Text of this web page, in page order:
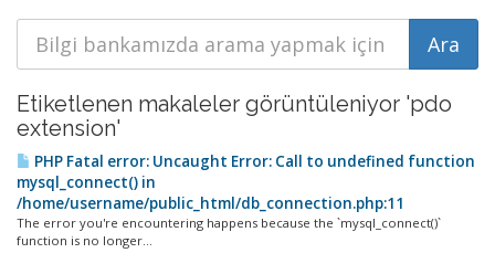
Etiketlenen makaleler görüntüleniyor 'pdo
extension'
PHP Fatal error: Uncaught Error: Call to undefined function
mysql_connect() in
/home/username/public_html/db_connection.php:11
The error you're encountering happens because the `mysql_connect()`
function is no longer...